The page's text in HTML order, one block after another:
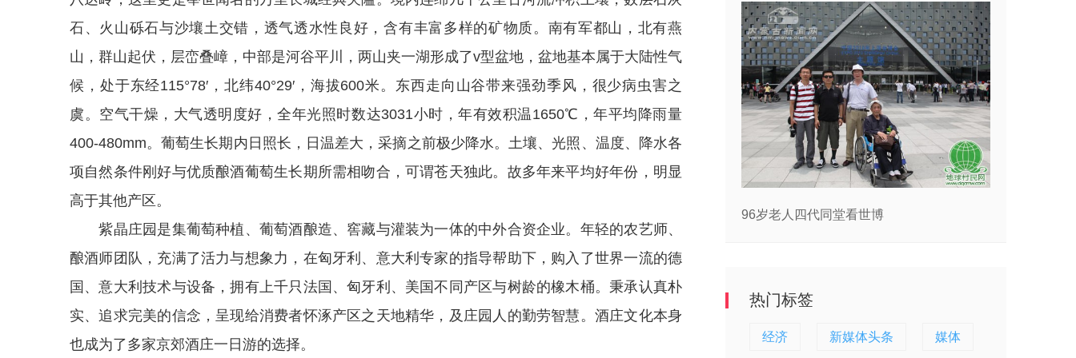
石、火山砾石与沙壤土交错，透气透水性良好，含有丰富多样的矿物质。南有军都山，北有燕
山，群山起伏，层峦叠嶂，中部是河谷平川，两山夹一湖形成了v型盆地，盆地基本属于大陆性气
候，处于东经115°78′，北纬40°29′，海拔600米。东西走向山谷带来强劲季风，很少病虫害之
虞。空气干燥，大气透明度好，全年光照时数达3031小时，年有效积温1650℃，年平均降雨量
400-480mm。葡萄生长期内日照长，日温差大，采摘之前极少降水。土壤、光照、温度、降水各
项自然条件刚好与优质酿酒葡萄生长期所需相吻合，可谓苍天独此。故多年来平均好年份，明显
高于其他产区。
紫晶庄园是集葡萄种植、葡萄酒酿造、窖藏与灌装为一体的中外合资企业。年轻的农艺师、
酿酒师团队，充满了活力与想象力，在匈牙利、意大利专家的指导帮助下，购入了世界一流的德
国、意大利技术与设备，拥有上千只法国、匈牙利、美国不同产区与树龄的橡木桶。秉承认真朴
实、追求完美的信念，呈现给消费者怀涿产区之天地精华，及庄园人的勤劳智慧。酒庄文化本身
也成为了多家京郊酒庄一日游的选择。
96岁老人四代同堂看世博
热门标签
经济 新媒体头条 媒体